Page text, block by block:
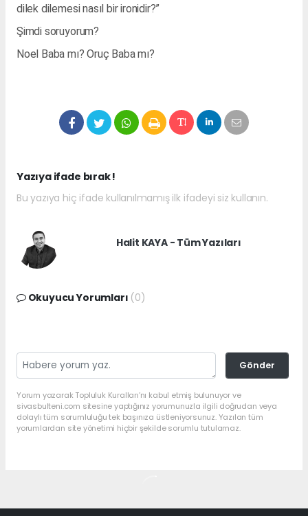
dilek dilemesi nasıl bir ironidir?”
Şimdi soruyorum?
Noel Baba mı? Oruç Baba mı?
Yazıya ifade bırak !
Bu yazıya hiç ifade kullanılmamış ilk ifadeyi siz kullanın.
Halit KAYA - Tüm Yazıları
Okuyucu Yorumları (0)
Gönder
Yorum yazarak Topluluk Kuralları’nı kabul etmiş bulunuyor ve
sivasbulteni.com sitesine yaptığınız yorumunuzla ilgili doğrudan veya
dolaylı tüm sorumluluğu tek başınıza üstleniyorsunuz. Yazılan tüm
yorumlardan site yönetimi hiçbir şekilde sorumlu tutulamaz.